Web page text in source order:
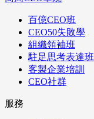
百億CEO班
CEO50失敗學
組織領袖班
駐足思考表達班
客製企業培訓
CEO社群
服務